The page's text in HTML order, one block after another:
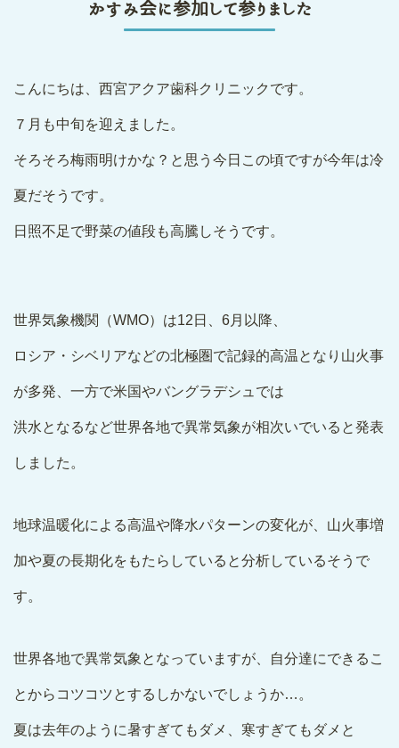
かすみ会に参加して参りました
こんにちは、西宮アクア歯科クリニックです。
７月も中旬を迎えました。
そろそろ梅雨明けかな？と思う今日この頃ですが今年は冷
夏だそうです。
日照不足で野菜の値段も高騰しそうです。
世界気象機関（WMO）は12日、6月以降、
ロシア・シベリアなどの北極圏で記録的高温となり山火事
が多発、一方で米国やバングラデシュでは
洪水となるなど世界各地で異常気象が相次いでいると発表
しました。
地球温暖化による高温や降水パターンの変化が、山火事増
加や夏の長期化をもたらしていると分析しているそうで
す。
世界各地で異常気象となっていますが、自分達にできるこ
とからコツコツとするしかないでしょうか…。
夏は去年のように暑すぎてもダメ、寒すぎてもダメと